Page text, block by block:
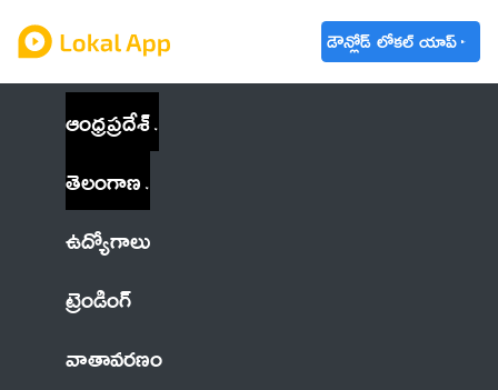
డౌన్లోడ్ లోకల్ యాప్
ఆంధ్రప్రదేశ్
తెలంగాణ
ఉద్యోగాలు
ట్రెండింగ్
వాతావరణం